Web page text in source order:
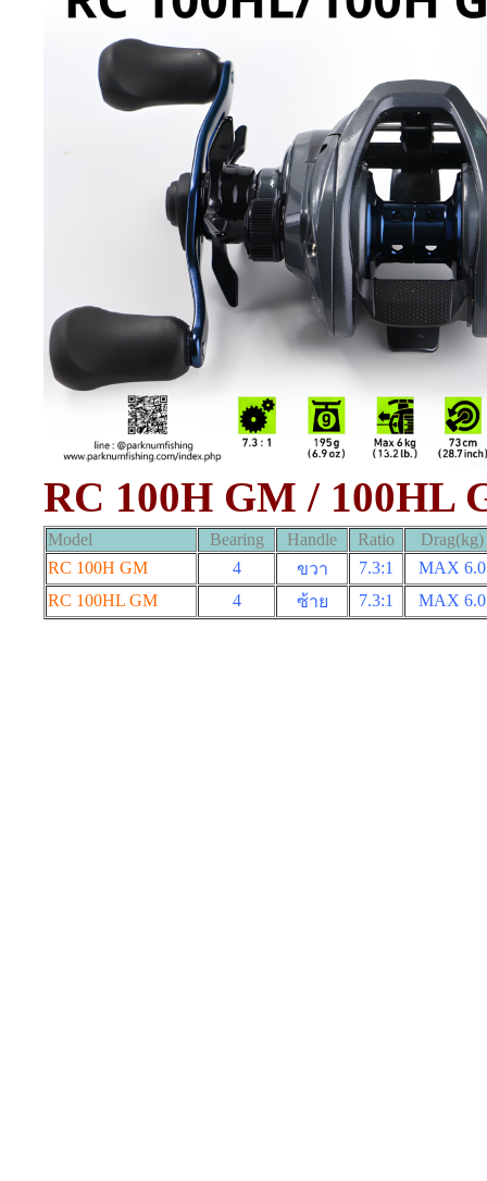
RC 100H GM / 100HL
Model Bearing Handle Ratio
Drag(kg)
RC 100H GM
4 ขวา 7.3:1 MAX 6.0
RC 100HL GM
4 ซ้าย 7.3:1 MAX 6.0